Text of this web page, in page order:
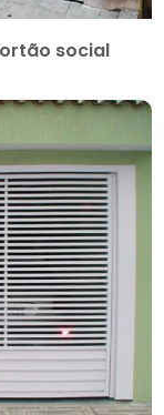
social